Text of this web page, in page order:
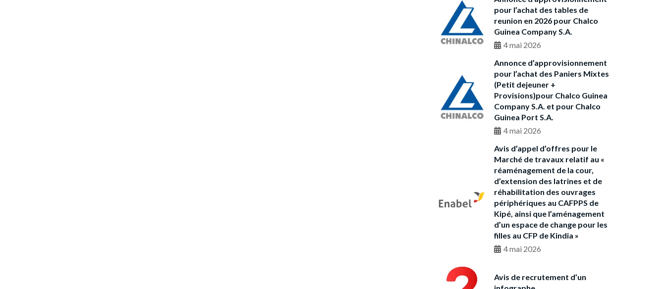
pour l’achat des tables de
reunion en 2026 pour Chalco
Guinea Company S.A.
4 mai 2026
Annonce d’approvisionnement
pour l’achat des Paniers Mixtes
(Petit dejeuner +
Provisions)pour Chalco Guinea
Company S.A. et pour Chalco
Guinea Port S.A.
4 mai 2026
Avis d’appel d’offres pour le
Marché de travaux relatif au «
réaménagement de la cour,
d’extension des latrines et de
réhabilitation des ouvrages
périphériques au CAFPPS de
Kipé, ainsi que l’aménagement
d’un espace de change pour les
filles au CFP de Kindia »
4 mai 2026
Avis de recrutement d’un